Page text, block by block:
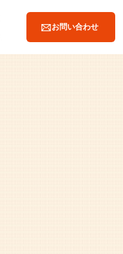
お問い合わせ